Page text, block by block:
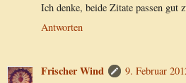
Ich denke, beide Zitate passen gut
Antworten
Frischer Wind
9. Februar